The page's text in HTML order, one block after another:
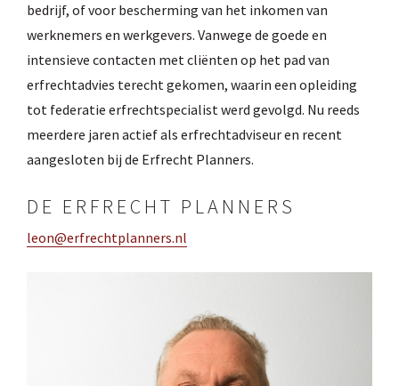
bedrijf, of voor bescherming van het inkomen van
werknemers en werkgevers. Vanwege de goede en
intensieve contacten met cliënten op het pad van
erfrechtadvies terecht gekomen, waarin een opleiding
tot federatie erfrechtspecialist werd gevolgd. Nu reeds
meerdere jaren actief als erfrechtadviseur en recent
aangesloten bij de Erfrecht Planners.
DE ERFRECHT PLANNERS
leon@erfrechtplanners.nl